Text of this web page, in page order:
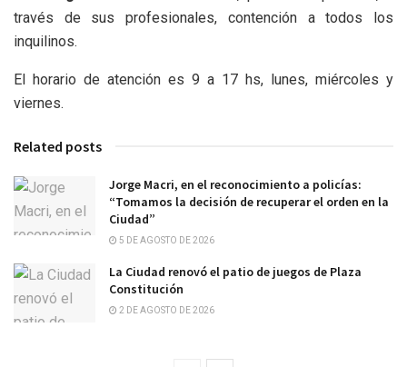
través de sus profesionales, contención a todos los
inquilinos.
El horario de atención es 9 a 17 hs, lunes, miércoles y
viernes.
Related posts
Jorge Macri, en el reconocimiento a policías:
“Tomamos la decisión de recuperar el orden en la
Ciudad”
5 DE AGOSTO DE 2026
La Ciudad renovó el patio de juegos de Plaza
Constitución
2 DE AGOSTO DE 2026